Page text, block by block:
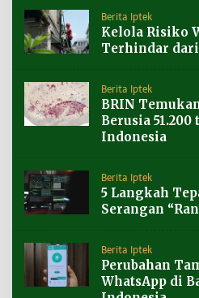
Berita Iptek
Kelola Risiko
Terhindar dari
Berita Iptek
BRIN
Berusia
Indonesia
Berita Iptek
5 Langkah
Serangan
Berita Iptek
Perubahan
WhatsApp di